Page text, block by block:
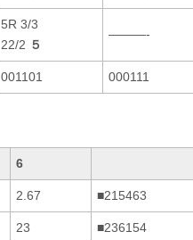
5R 3/3
22/2 ５
———-
001101 000111
6
2.67 ■215463
23 ■236154